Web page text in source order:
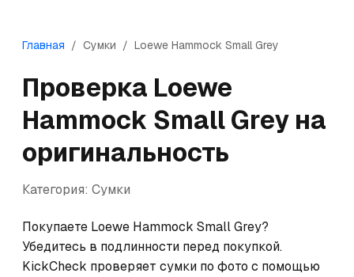
Главная / Сумки / Loewe Hammock Small Grey
Проверка Loewe
Hammock Small Grey на
оригинальность
Категория: Сумки
Покупаете Loewe Hammock Small Grey?
Убедитесь в подлинности перед покупкой.
KickCheck проверяет сумки по фото с помощью